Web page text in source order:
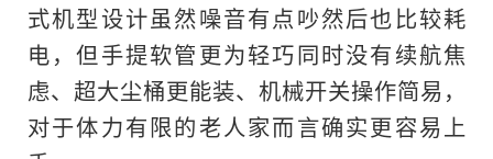
式机型设计虽然噪音有点吵然后也比较耗
电，但手提软管更为轻巧同时没有续航焦
虑、超大尘桶更能装、机械开关操作简易，
对于体力有限的老人家而言确实更容易上